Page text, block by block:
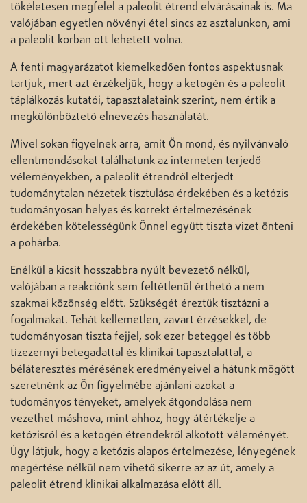
tökéletesen megfelel a paleolit étrend elvárásainak is. Ma
valójában egyetlen növényi étel sincs az asztalunkon, ami
a paleolit korban ott lehetett volna.
A fenti magyarázatot kiemelkedően fontos aspektusnak
tartjuk, mert azt érzékeljük, hogy a ketogén és a paleolit
táplálkozás kutatói, tapasztalataink szerint, nem értik a
megkülönböztető elnevezés használatát.
Mivel sokan figyelnek arra, amit Ön mond, és nyilvánvaló
ellentmondásokat találhatunk az interneten terjedő
véleményekben, a paleolit étrendről elterjedt
tudománytalan nézetek tisztulása érdekében és a ketózis
tudományosan helyes és korrekt értelmezésének
érdekében kötelességünk Önnel együtt tiszta vizet önteni
a pohárba.
Enélkül a kicsit hosszabbra nyúlt bevezető nélkül,
valójában a reakciónk sem feltétlenül érthető a nem
szakmai közönség előtt. Szükségét éreztük tisztázni a
fogalmakat. Tehát kellemetlen, zavart érzésekkel, de
tudományosan tiszta fejjel, sok ezer beteggel és több
tízezernyi betegadattal és klinikai tapasztalattal, a
béláteresztés mérésének eredményeivel a hátunk mögött
szeretnénk az Ön figyelmébe ajánlani azokat a
tudományos tényeket, amelyek átgondolása nem
vezethet máshova, mint ahhoz, hogy átértékelje a
ketózisról és a ketogén étrendekről alkotott véleményét.
Úgy látjuk, hogy a ketózis alapos értelmezése, lényegének
megértése nélkül nem vihető sikerre az az út, amely a
paleolit étrend klinikai alkalmazása előtt áll.